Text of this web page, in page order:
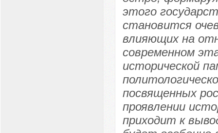
этого
становится
влияющих на
современном
исторической
посвященных
проявлении
приходит к